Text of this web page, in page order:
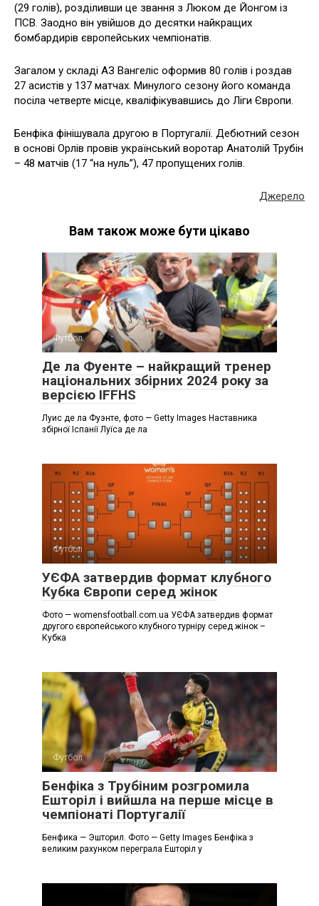
(29 голів), розділивши це звання з Люком де Йонгом із
ПСВ. Заодно він увійшов до десятки найкращих
бомбардирів європейських чемпіонатів.
Загалом у складі АЗ Вангеліс оформив 80 голів і роздав
27 асистів у 137 матчах. Минулого сезону його команда
посіла четверте місце, кваліфікувавшись до Ліги Європи.
Бенфіка фінішувала другою в Португалії. Дебютний сезон
в основі Орлів провів український воротар Анатолій Трубін
– 48 матчів (17 “на нуль”), 47 пропущених голів.
Джерело
Вам також може бути цікаво
Футбол
Де ла Фуенте – найкращий тренер
національних збірних 2024 року за
версією IFFHS
Луис де ла Фуэнте, фото — Getty Images Наставника
збірної Іспанії Луїса де ла
Футбол
УЄФА затвердив формат клубного
Кубка Європи серед жінок
Фото — womensfootball.com.ua УЄФА затвердив формат
другого європейського клубного турніру серед жінок –
Кубка
Футбол
Бенфіка з Трубіним розгромила
Ешторіл і вийшла на перше місце в
чемпіонаті Португалії
Бенфика — Эшторил. Фото — Getty Images Бенфіка з
великим рахунком переграла Ешторіл у